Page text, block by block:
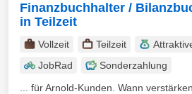
Finanzbuchhalter /
in Teilzeit
Vollzeit Teilzeit
JobRad
Sonderzahlung
... für Arnold-Kunden. Wann